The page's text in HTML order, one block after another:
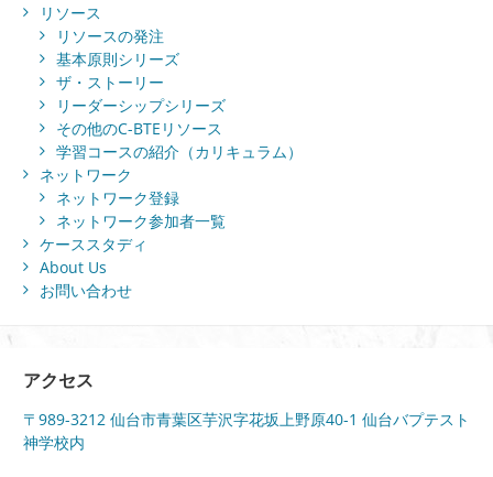
リソース
リソースの発注
基本原則シリーズ
ザ・ストーリー
リーダーシップシリーズ
その他のC-BTEリソース
学習コースの紹介（カリキュラム）
ネットワーク
ネットワーク登録
ネットワーク参加者一覧
ケーススタディ
About Us
お問い合わせ
アクセス
〒989-3212 仙台市青葉区芋沢字花坂上野原40-1 仙台バプテスト
神学校内